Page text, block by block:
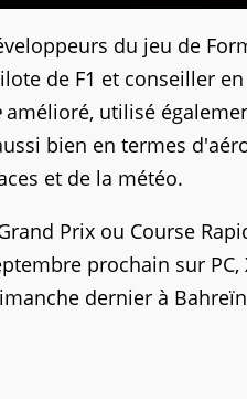
du jeu de
de F1 et conseiller
amélioré, utilisé
bien en termes
et de la météo.
Prix ou Course
prochain sur PC,
dernier à